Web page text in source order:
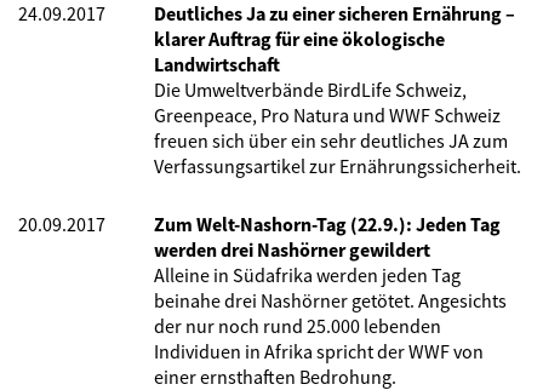
24.09.2017
Deutliches Ja zu einer sicheren Ernährung –
klarer Auftrag für eine ökologische
Landwirtschaft
Die Umweltverbände BirdLife Schweiz,
Greenpeace, Pro Natura und WWF Schweiz
freuen sich über ein sehr deutliches JA zum
Verfassungsartikel zur Ernährungssicherheit.
20.09.2017
Zum Welt-Nashorn-Tag (22.9.): Jeden Tag
werden drei Nashörner gewildert
Alleine in Südafrika werden jeden Tag
beinahe drei Nashörner getötet. Angesichts
der nur noch rund 25.000 lebenden
Individuen in Afrika spricht der WWF von
einer ernsthaften Bedrohung.